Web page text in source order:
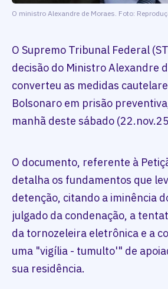
O ministro Alexandre de Moraes. Foto:
O Supremo Tribunal Federal
decisão do Ministro Alexandre
converteu as medidas
Bolsonaro em prisão
manhã deste sábado
O documento, referente à
detalha os fundamentos que
detenção, citando a iminência
julgado da condenação, a
da tornozeleira eletrônica e a
uma "vigília - tumulto'" de
sua residência.